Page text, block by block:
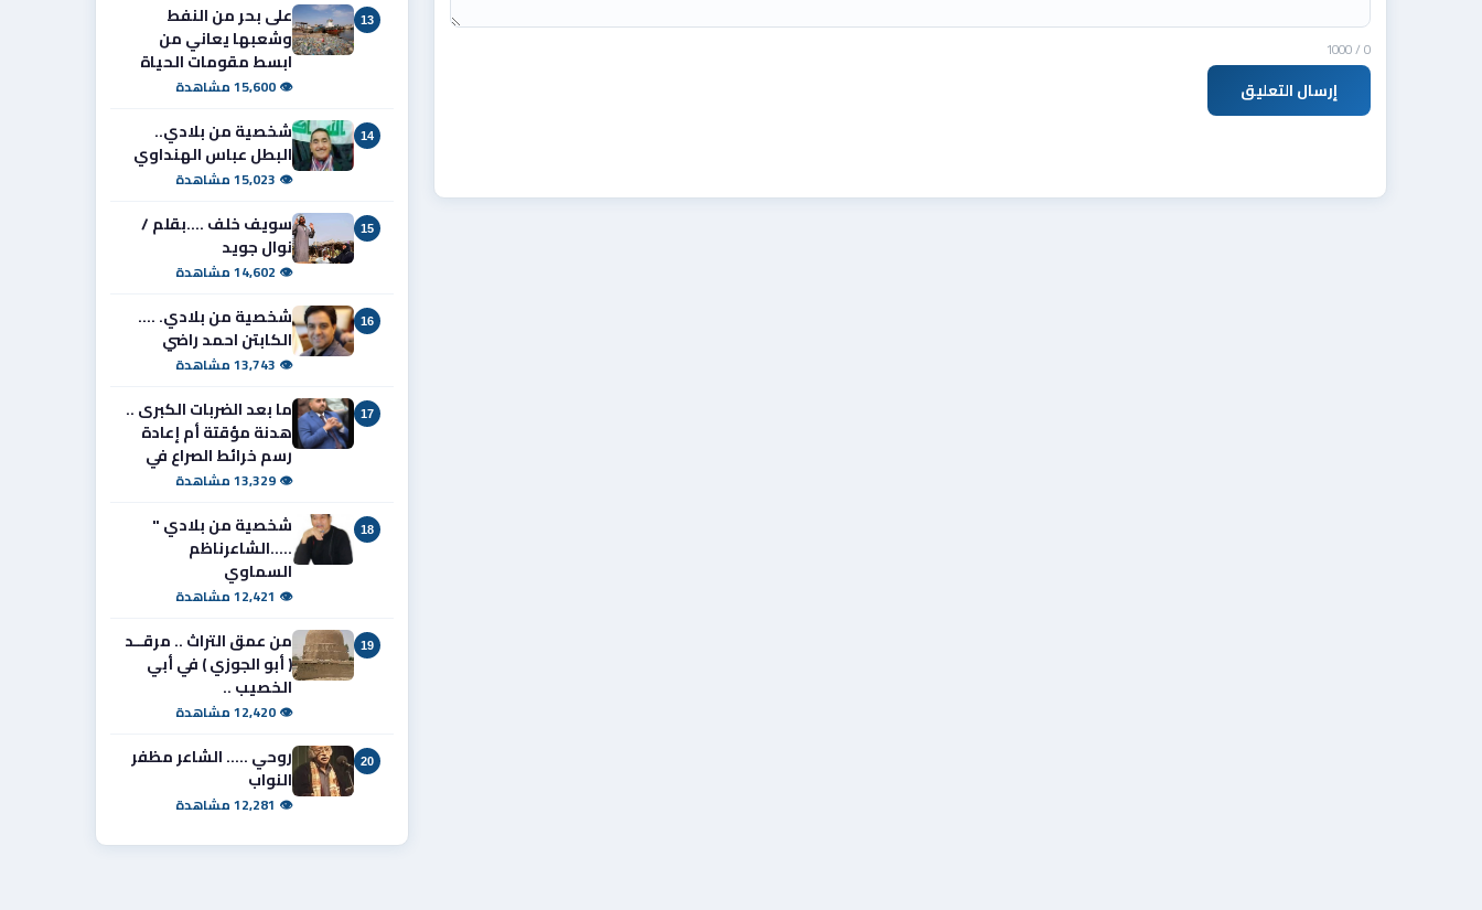
0
/ 1000
إرسال التعليق
13
على بحر من النفط
وشعبها يعاني من
ابسط مقومات الحياة
👁 15,600 مشاهدة
14
شخصية من بلادي..
البطل عباس الهنداوي
👁 15,023 مشاهدة
15
سويف خلف ....بقلم /
نوال جويد
👁 14,602 مشاهدة
16
شخصية من بلادي. ....
الكابتن احمد راضي
👁 13,743 مشاهدة
17
ما بعد الضربات الكبرى ..
هدنة مؤقتة أم إعادة
رسم خرائط الصراع في
👁 13,329 مشاهدة
18
شخصية من بلادي "
.....الشاعرناظم
السماوي
👁 12,421 مشاهدة
19
من عمق التراث .. مرقــد
( أبو الجوزي ) في أبي
الخصيب ..
👁 12,420 مشاهدة
20
روحي ..... الشاعر مظفر
النواب
👁 12,281 مشاهدة